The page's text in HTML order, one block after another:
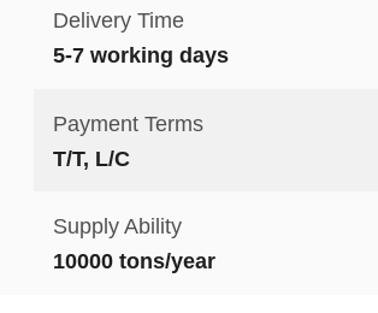
Delivery Time
5-7 working days
Payment Terms
T/T, L/C
Supply Ability
10000 tons/year